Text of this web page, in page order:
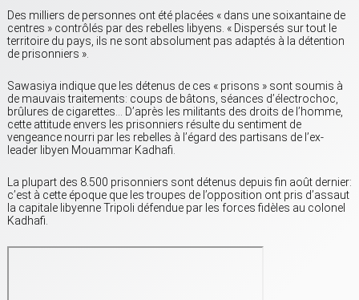
Des milliers de personnes ont été placées « dans une soixantaine de
centres » contrôlés par des rebelles libyens. « Dispersés sur tout le
territoire du pays, ils ne sont absolument pas adaptés à la détention
de prisonniers ».
Sawasiya indique que les détenus de ces « prisons » sont soumis à
de mauvais traitements: coups de bâtons, séances d’électrochoc,
brûlures de cigarettes… D’après les militants des droits de l’homme,
cette attitude envers les prisonniers résulte du sentiment de
vengeance nourri par les rebelles à l’égard des partisans de l’ex-
leader libyen Mouammar Kadhafi.
La plupart des 8.500 prisonniers sont détenus depuis fin août dernier:
c’est à cette époque que les troupes de l’opposition ont pris d’assaut
la capitale libyenne Tripoli défendue par les forces fidèles au colonel
Kadhafi.